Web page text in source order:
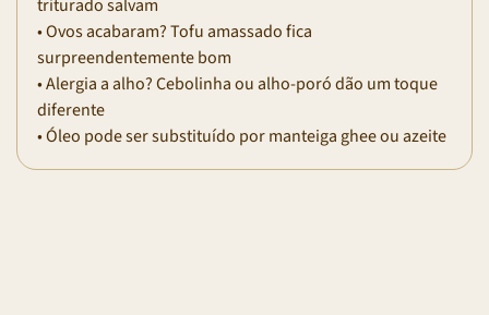
triturado salvam
• Ovos acabaram? Tofu amassado fica
surpreendentemente bom
• Alergia a alho? Cebolinha ou alho-poró dão um toque
diferente
• Óleo pode ser substituído por manteiga ghee ou azeite